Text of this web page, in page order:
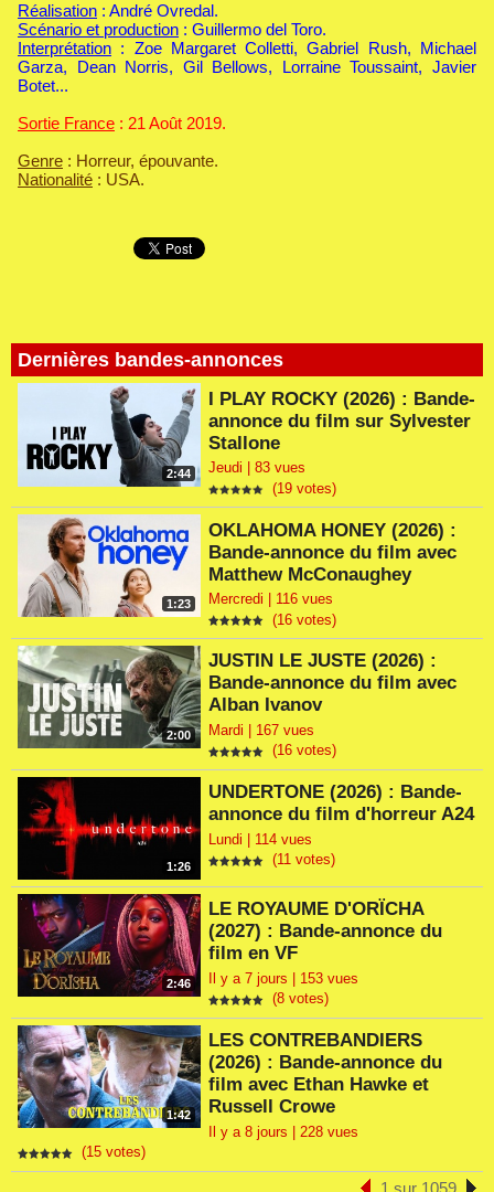
Dernières bandes-annonces
2:44
I PLAY ROCKY (2026) : Bande-
annonce du film sur Sylvester
Stallone
Jeudi | 83 vues
(19 votes)
1:23
OKLAHOMA HONEY (2026) :
Bande-annonce du film avec
Matthew McConaughey
Mercredi | 116 vues
(16 votes)
2:00
JUSTIN LE JUSTE (2026) :
Bande-annonce du film avec
Alban Ivanov
Mardi | 167 vues
(16 votes)
1:26
UNDERTONE (2026) : Bande-
annonce du film d'horreur A24
Lundi | 114 vues
(11 votes)
2:46
LE ROYAUME D'ORÏCHA
(2027) : Bande-annonce du
film en VF
Il y a 7 jours | 153 vues
(8 votes)
1:42
LES CONTREBANDIERS
(2026) : Bande-annonce du
film avec Ethan Hawke et
Russell Crowe
Il y a 8 jours | 228 vues
(15 votes)
1 sur 1059
Réalisation : André Ovredal.
Scénario et production : Guillermo del Toro.
Interprétation : Zoe Margaret Colletti, Gabriel Rush, Michael
Garza, Dean Norris, Gil Bellows, Lorraine Toussaint, Javier
Botet...
Sortie France : 21 Août 2019.
Genre : Horreur, épouvante.
Nationalité : USA.